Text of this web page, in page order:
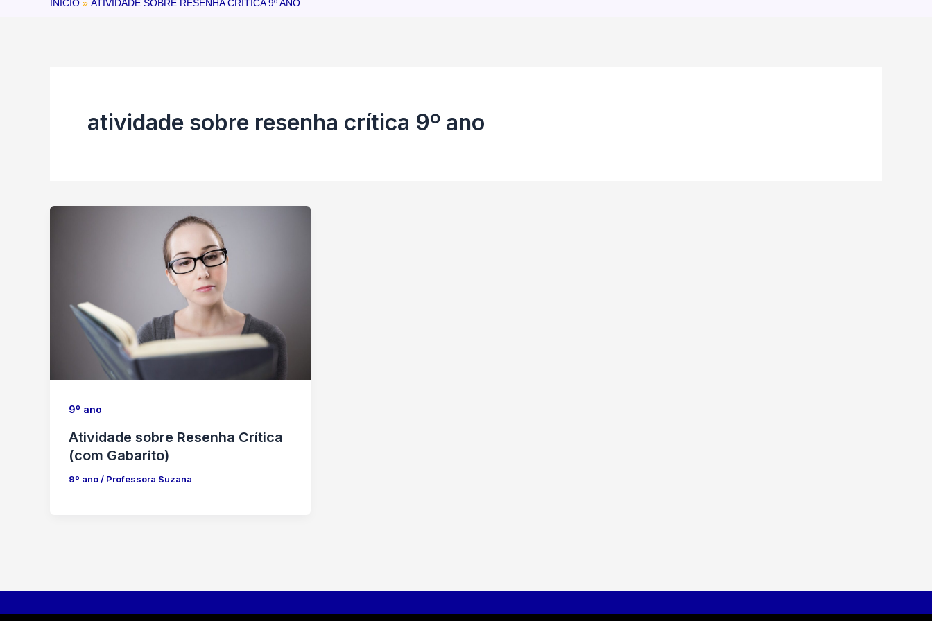
INÍCIO ATIVIDADE SOBRE RESENHA CRÍTICA 9º ANO
atividade sobre resenha crítica 9º ano
9º ano
Atividade sobre Resenha Crítica
(com Gabarito)
9º ano/ Professora Suzana